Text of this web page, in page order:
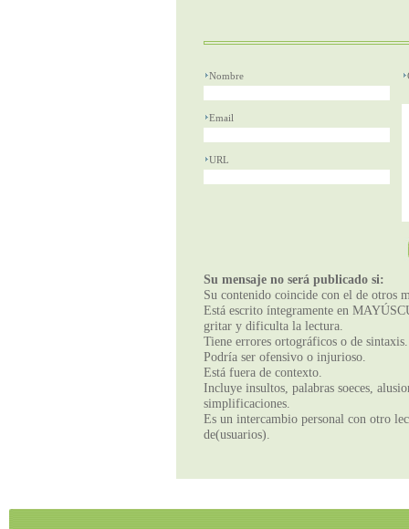
Nombre
Email
URL
Su mensaje no será publicado si:
Su contenido coincide con el de otros
Está escrito íntegramente en
gritar y dificulta la lectura.
Tiene errores ortográficos o de sintaxis.
Podría ser ofensivo o injurioso.
Está fuera de contexto.
Incluye insultos, palabras soeces,
simplificaciones.
Es un intercambio personal con otro
de(usuarios).